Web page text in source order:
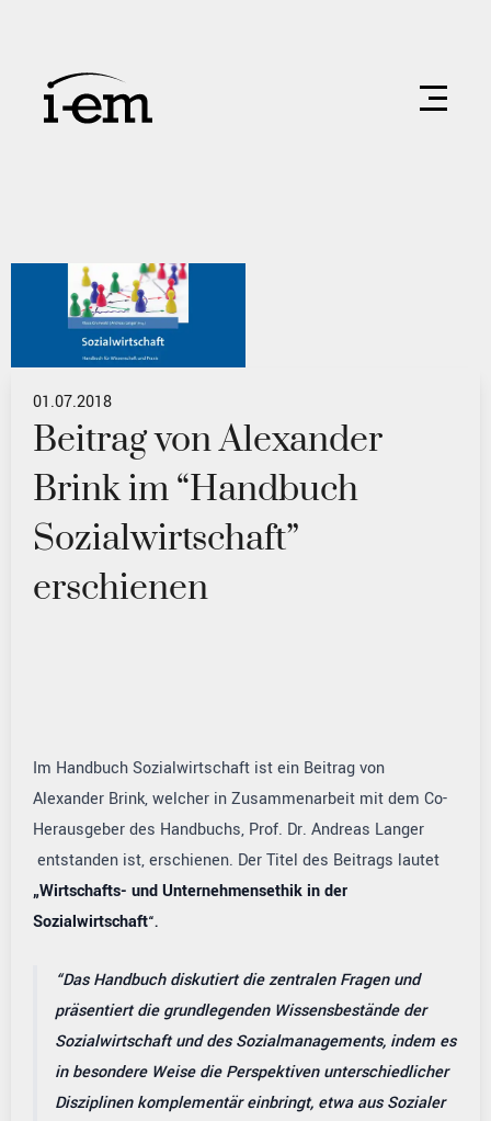
01.07.2018
Beitrag von Alexander
Brink im “Handbuch
Sozialwirtschaft”
erschienen
Im Handbuch Sozialwirtschaft ist ein Beitrag von
Alexander Brink, welcher in Zusammenarbeit mit dem Co-
Herausgeber des Handbuchs, Prof. Dr. Andreas Langer
entstanden ist, erschienen. Der Titel des Beitrags lautet
„Wirtschafts- und Unternehmensethik in der
Sozialwirtschaft“.
Das Handbuch diskutiert die zentralen Fragen und
präsentiert die grundlegenden Wissensbestände der
Sozialwirtschaft und des Sozialmanagements, indem es
in besondere Weise die Perspektiven unterschiedlicher
Disziplinen komplementär einbringt, etwa aus Sozialer